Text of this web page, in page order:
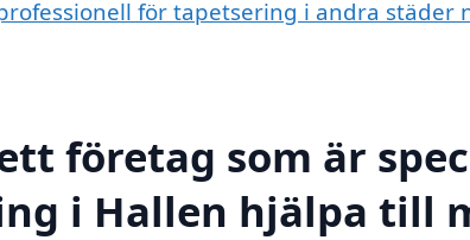
för tapetsering i andra städer
företag som är
i Hallen hjälpa till